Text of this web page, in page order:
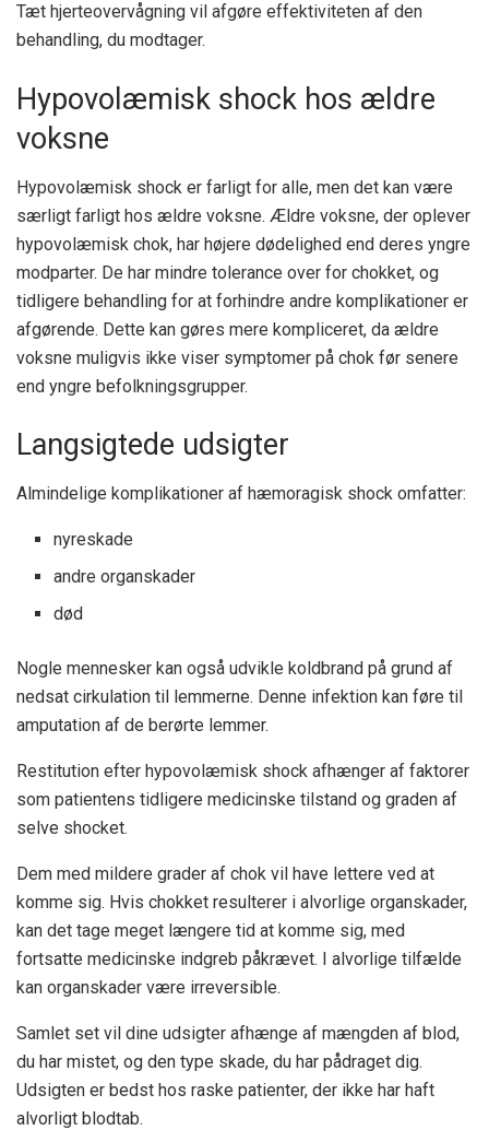
Tæt hjerteovervågning vil afgøre effektiviteten af ​​den
behandling, du modtager.
Hypovolæmisk shock hos ældre
voksne
Hypovolæmisk shock er farligt for alle, men det kan være
særligt farligt hos ældre voksne. Ældre voksne, der oplever
hypovolæmisk chok, har højere dødelighed end deres yngre
modparter. De har mindre tolerance over for chokket, og
tidligere behandling for at forhindre andre komplikationer er
afgørende. Dette kan gøres mere kompliceret, da ældre
voksne muligvis ikke viser symptomer på chok før senere
end yngre befolkningsgrupper.
Langsigtede udsigter
Almindelige komplikationer af hæmoragisk shock omfatter:
nyreskade
andre organskader
død
Nogle mennesker kan også udvikle koldbrand på grund af
nedsat cirkulation til lemmerne. Denne infektion kan føre til
amputation af de berørte lemmer.
Restitution efter hypovolæmisk shock afhænger af faktorer
som patientens tidligere medicinske tilstand og graden af ​​
selve shocket.
Dem med mildere grader af chok vil have lettere ved at
komme sig. Hvis chokket resulterer i alvorlige organskader,
kan det tage meget længere tid at komme sig, med
fortsatte medicinske indgreb påkrævet. I alvorlige tilfælde
kan organskader være irreversible.
Samlet set vil dine udsigter afhænge af mængden af ​​blod,
du har mistet, og den type skade, du har pådraget dig.
Udsigten er bedst hos raske patienter, der ikke har haft
alvorligt blodtab.